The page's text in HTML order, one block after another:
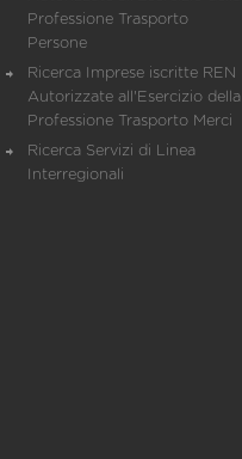
Professione Trasporto
Persone
Ricerca Imprese iscritte REN
Autorizzate all'Esercizio della
Professione Trasporto Merci
Ricerca Servizi di Linea
Interregionali